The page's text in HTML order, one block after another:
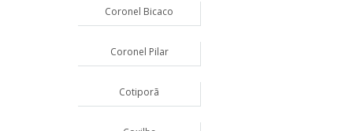
Coronel Bicaco
Coronel Pilar
Cotiporã